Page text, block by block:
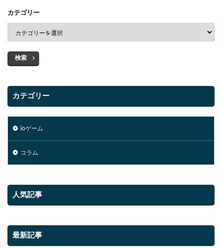
カテゴリー
検索
カテゴリー
ioゲーム
コラム
人気記事
最新記事